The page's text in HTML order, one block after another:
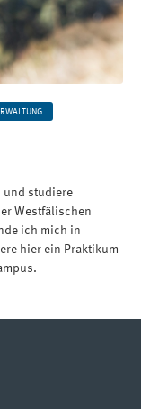
und studiere
Westfälischen
ich mich in
hier ein Praktikum